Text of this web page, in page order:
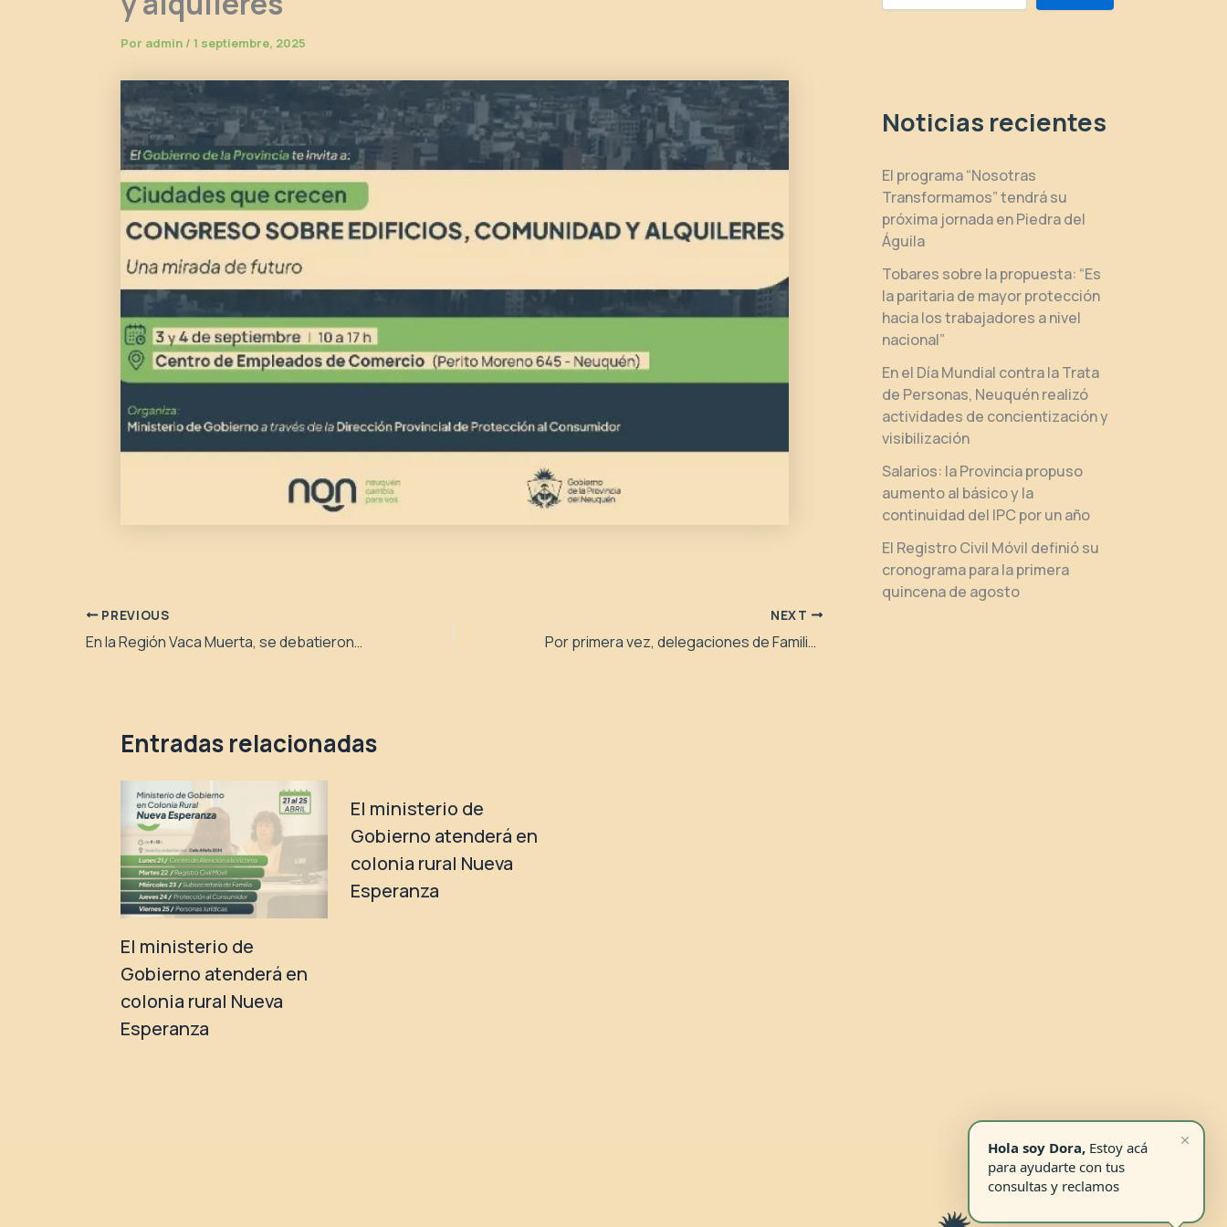
Por admin / 1 septiembre, 2025
PREVIOUS
En la Región Vaca Muerta, se debatieron temáticas de niñez, adolescencia y familia
NEXT
Por primera vez, delegaciones de Familia cuentan con internet satelital
Entradas relacionadas
El ministerio de
Gobierno atenderá en
colonia rural Nueva
Esperanza
El ministerio de
Gobierno atenderá en
colonia rural Nueva
Esperanza
Noticias recientes
El programa “Nosotras
Transformamos” tendrá su
próxima jornada en Piedra del
Águila
Tobares sobre la propuesta: “Es
la paritaria de mayor protección
hacia los trabajadores a nivel
nacional”
En el Día Mundial contra la Trata
de Personas, Neuquén realizó
actividades de concientización y
visibilización
Salarios: la Provincia propuso
aumento al básico y la
continuidad del IPC por un año
El Registro Civil Móvil definió su
cronograma para la primera
quincena de agosto